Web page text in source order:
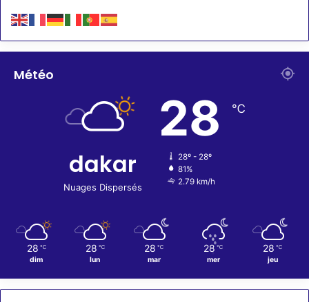
Météo
dakar
Nuages Dispersés
28 ℃
28º - 28º
81%
2.79 km/h
28 ℃
dim
28 ℃
lun
28 ℃
mar
28 ℃
mer
28 ℃
jeu